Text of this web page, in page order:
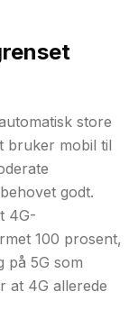
store
bruker mobil til
godt.
4G-
100 prosent,
5G som
at 4G allerede